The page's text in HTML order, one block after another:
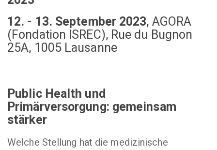
12. - 13. September 2023, AGORA
(Fondation ISREC), Rue du Bugnon
25A, 1005 Lausanne
Public Health und
Primärversorgung: gemeinsam
stärker
Welche Stellung hat die medizinische